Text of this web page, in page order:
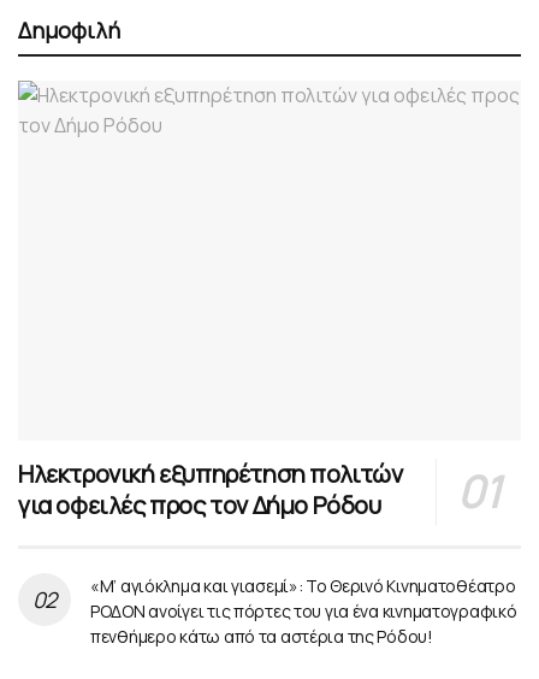
Δημοφιλή
Ηλεκτρονική εξυπηρέτηση πολιτών
για οφειλές προς τον Δήμο Ρόδου
«Μ’ αγιόκλημα και γιασεμί»: Το Θερινό Κινηματοθέατρο
ΡΟΔΟΝ ανοίγει τις πόρτες του για ένα κινηματογραφικό
πενθήμερο κάτω από τα αστέρια της Ρόδου!